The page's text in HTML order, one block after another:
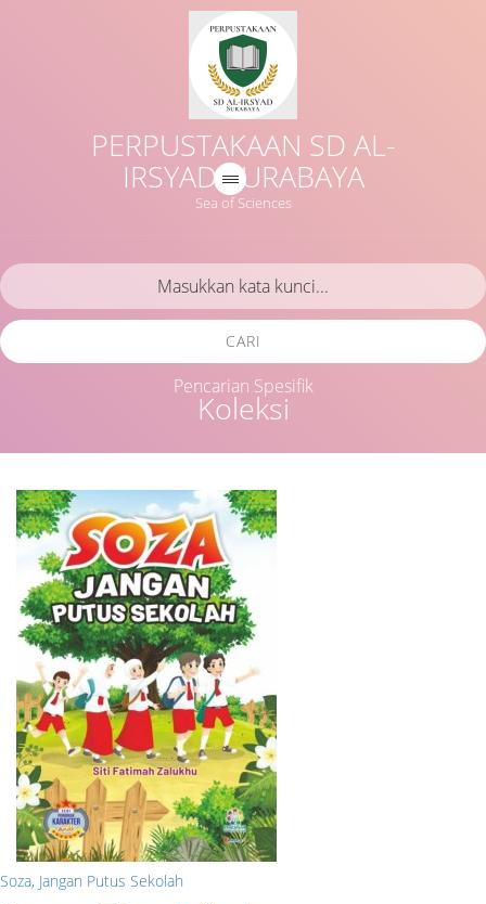
PERPUSTAKAAN SD AL-
IRSYAD SURABAYA
Sea of Sciences
Koleksi
CARI
Pencarian Spesifik
Soza, Jangan Putus Sekolah